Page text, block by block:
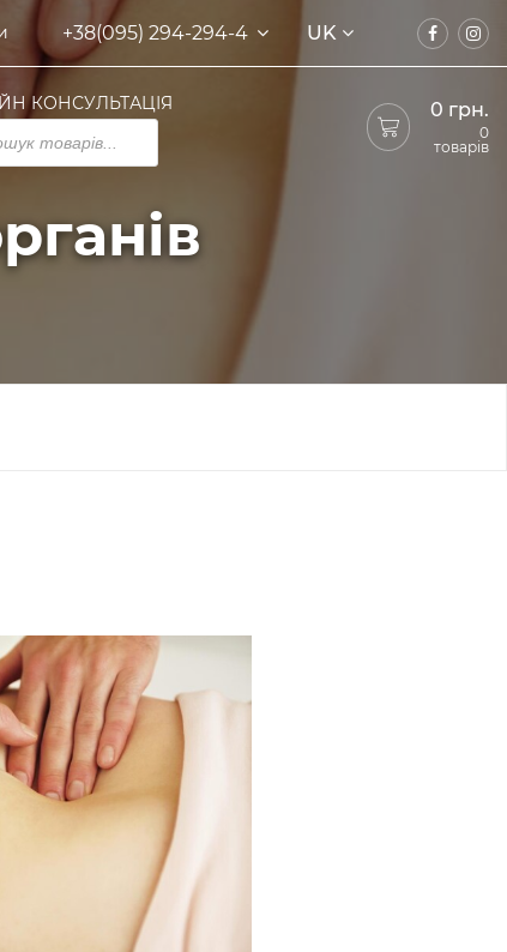
+38(095) 294-294-4 UK
КОНСУЛЬТАЦІЯ
0 грн.
0
товарів